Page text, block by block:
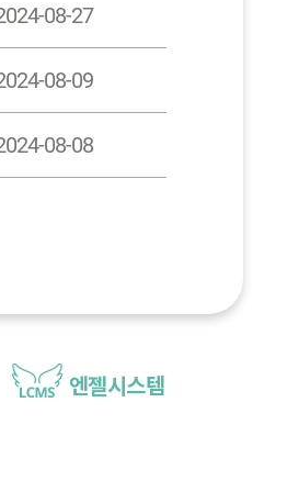
08-27
08-09
08-08
엔젤시스템